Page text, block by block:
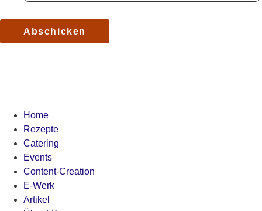
Home
Rezepte
Catering
Events
Content-Creation
E-Werk
Artikel